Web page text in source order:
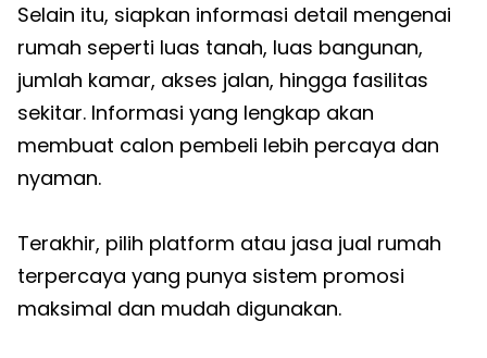
Selain itu, siapkan informasi detail mengenai
rumah seperti luas tanah, luas bangunan,
jumlah kamar, akses jalan, hingga fasilitas
sekitar. Informasi yang lengkap akan
membuat calon pembeli lebih percaya dan
nyaman.
Terakhir, pilih platform atau jasa jual rumah
terpercaya yang punya sistem promosi
maksimal dan mudah digunakan.